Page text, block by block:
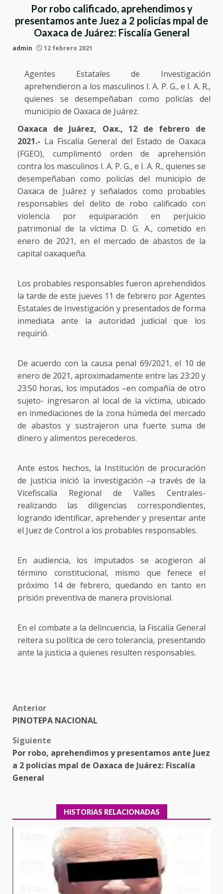
Por robo calificado, aprehendimos y
presentamos ante Juez a 2 policías mpal de
Oaxaca de Juárez: Fiscalía General
admin 12 febrero 2021
Agentes Estatales de Investigación
aprehendieron a los masculinos I. A. P. G., e I. A. R.,
quienes se desempeñaban como policías del
municipio de Oaxaca de Juárez.
Oaxaca de Juárez, Oax., 12 de febrero de
2021.- La Fiscalía General del Estado de Oaxaca
(FGEO), cumplimentó orden de aprehensión
contra los masculinos I. A. P. G., e I. A. R., quienes se
desempeñaban como policías del municipio de
Oaxaca de Juárez y señalados como probables
responsables del delito de robo calificado con
violencia por equiparación en perjuicio
patrimonial de la víctima D. G. A., cometido en
enero de 2021, en el mercado de abastos de la
capital oaxaqueña.
Los probables responsables fueron aprehendidos
la tarde de este jueves 11 de febrero por Agentes
Estatales de Investigación y presentados de forma
inmediata ante la autoridad judicial que los
requirió.
De acuerdo con la causa penal 69/2021, el 10 de
enero de 2021, aproximadamente entre las 23:20 y
23:50 horas, los imputados –en compañía de otro
sujeto- ingresaron al local de la víctima, ubicado
en inmediaciones de la zona húmeda del mercado
de abastos y sustrajeron una fuerte suma de
dinero y alimentos perecederos.
Ante estos hechos, la Institución de procuración
de justicia inició la investigación –a través de la
Vicefiscalía Regional de Valles Centrales-
realizando las diligencias correspondientes,
logrando identificar, aprehender y presentar ante
el Juez de Control a los probables responsables.
En audiencia, los imputados se acogieron al
término constitucional, mismo que fenece el
próximo 14 de febrero, quedando en tanto en
prisión preventiva de manera provisional.
En el combate a la delincuencia, la Fiscalía General
reitera su política de cero tolerancia, presentando
ante la justicia a quienes resulten responsables.
Post
navigation
Anterior
PINOTEPA NACIONAL
Siguiente
Por robo, aprehendimos y presentamos ante Juez
a 2 policías mpal de Oaxaca de Juárez: Fiscalía
General
HISTORIAS RELACIONADAS